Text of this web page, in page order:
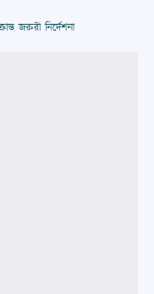
জরুরী নির্দেশনা